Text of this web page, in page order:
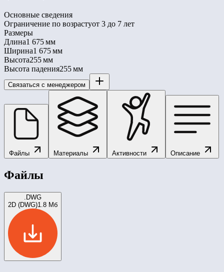
Основные сведения
Ограничение по возрастуот 3 до 7 лет
Размеры
Длина1 675 мм
Ширина1 675 мм
Высота255 мм
Высота падения255 мм
Связаться с менеджером
Файлы Материалы Активности Описание
Файлы
.DWG
2D (DWG)1.8 Мб